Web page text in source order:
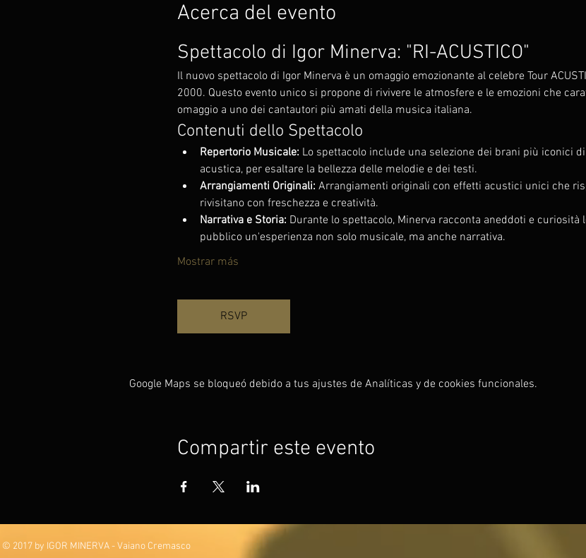
Acerca del evento
Spettacolo di Igor Minerva: "RI-ACUSTICO"
Il nuovo spettacolo di Igor Minerva è un omaggio emozionante al celebre Tour
2000. Questo evento unico si propone di rivivere le atmosfere e le emozioni che
omaggio a uno dei cantautori più amati della musica italiana.
Contenuti dello Spettacolo
Repertorio Musicale: Lo spettacolo include una selezione dei brani più iconici
acustica, per esaltare la bellezza delle melodie e dei testi.
Arrangiamenti Originali: Arrangiamenti originali con effetti acustici unici che
rivisitano con freschezza e creatività.
Narrativa e Storia: Durante lo spettacolo, Minerva racconta aneddoti e curiosità
pubblico un'esperienza non solo musicale, ma anche narrativa.
Mostrar más
RSVP
Google Maps se bloqueó debido a tus ajustes de Analíticas y de cookies funcionales.
Compartir este evento
© 2017 by IGOR MINERVA - Vaiano Cremasco